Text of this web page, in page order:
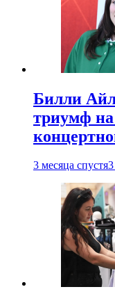
Билли
триумф на
3 месяца спустя